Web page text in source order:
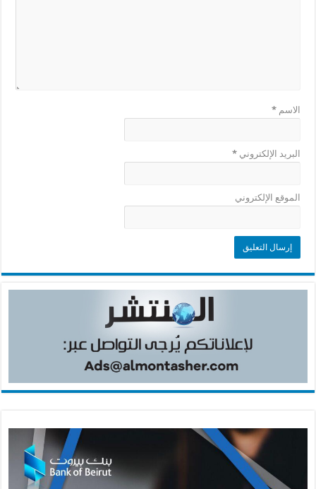
الاسم*
البريد الإلكتروني*
الموقع الإلكتروني